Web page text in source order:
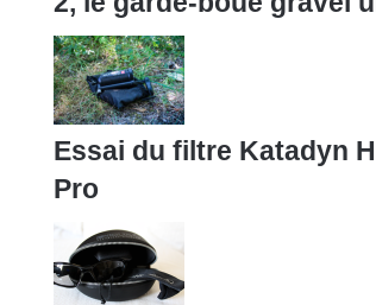
Essai du filtre Katadyn
Pro